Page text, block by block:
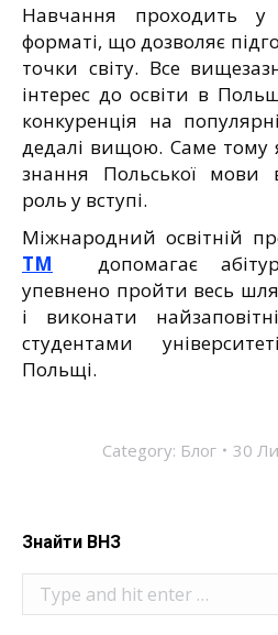
Навчання проходить у
форматі, що дозволяє
точки світу. Все
інтерес до освіти в
конкуренція на
дедалі вищою. Саме тому
знання Польської мови
роль у вступі.
Міжнародний освітній
TM допомагає
упевнено пройти весь
і виконати
студентами
Польщі.
Category: Блог 30
Знайти ВНЗ
Search: